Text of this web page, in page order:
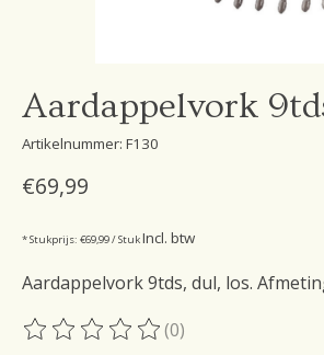
Aardappelvork
Artikelnummer: F130
€69,99
* Stukprijs: €69,99 / StukIncl. btw
Aardappelvork 9tds, dul, los.
De beoordeling van dit product is
(0)